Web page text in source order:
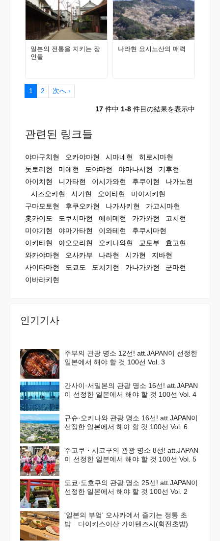
일본의 전통을 지키는 장
인들
나라현 요시노산의 매력
1 2 次へ ›
17 件中 1-8 件目の結果を表示中
관련된 링크들
야마구치현 오카야마현 시마네현
히로시마현
돗토리현
미에현 도야마현 야마나시현
기후현
아이치현
니가타현 이시가와현 후쿠이현
나가노현
시즈오카현
사가현 오이타현
미야자키현
구마모토현
후쿠오카현 나가사키현
가고시마현
홋카이도
도쿠시마현 에히메현 가가와현
고치현
미야기현
야마가타현 이와테현
후쿠시마현
아키타현
아오모리현 오키나와현 교토부
효고현
와카야마현
오사카부 나라현 시가현
지바현
사이타마현
도쿄도 도치기현 가나가와현
군마현
이바라키현
인기기사
주부의 관광 명소 12선! att.JAPAN이 선정한
일본에서 해야 할 것 100선 Vol. 3
간사이·서일본의 관광 명소 16선! att.JAPAN
이 선정한 일본에서 해야 할 것 100선 Vol. 4
규슈·오키나와 관광 명소 16선! att.JAPAN이
선정한 일본에서 해야 할 것 100선 Vol. 6
주고쿠・시코구의 관광 명소 8선! att.JAPAN
이 선정한 일본에서 해야 할 것 100선 Vol. 5
도쿄·도호쿠의 관광 명소 25선! att.JAPAN이
선정한 일본에서 해야 할 것 100선 Vol. 2
'일본의 부엌' 오사카에서 즐기는 정통 초
밥 다이키스이산 가이텐즈시(회전초밥)